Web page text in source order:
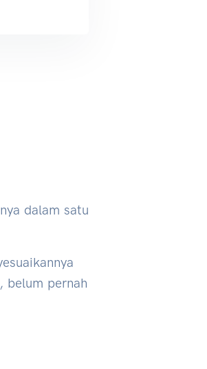
dalam satu
belum pernah